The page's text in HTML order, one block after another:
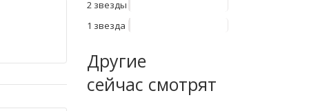
2 звезды
1 звезда
Другие
сейчас смотрят